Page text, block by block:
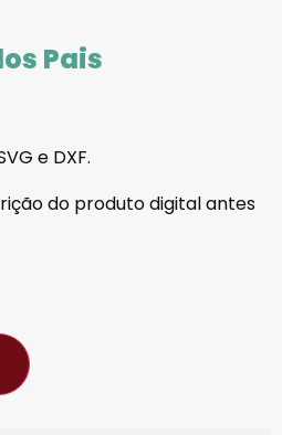
Pais
e DXF.
do produto digital antes